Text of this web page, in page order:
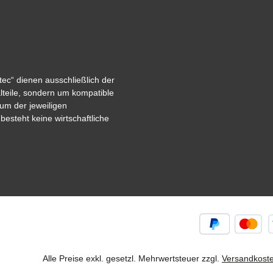
dienen ausschließlich der
sondern um kompatible
der jeweiligen
keine wirtschaftliche
Alle Preise exkl. gesetzl. Mehrwertsteuer zzgl.